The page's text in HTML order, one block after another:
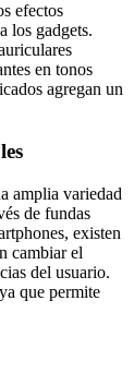
efectos
los gadgets.
en tonos
agregan un
amplia variedad
de fundas
existen
cambiar el
del usuario.
que permite